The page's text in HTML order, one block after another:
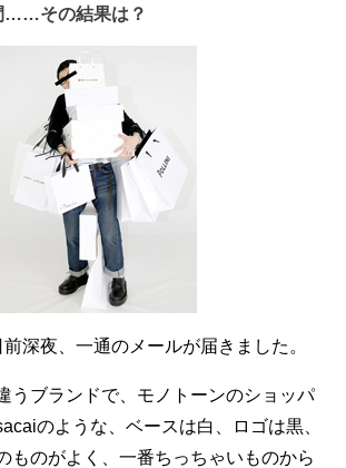
……その結果は？
深夜、一通のメールが届きました。
うブランドで、モノトーンのショッパ
のような、ベースは白、ロゴは黒、
ものがよく、一番ちっちゃいものから